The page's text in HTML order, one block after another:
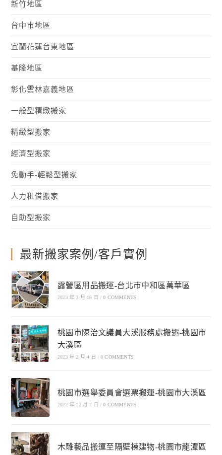
新竹地區
台中市地區
宜蘭花蓮台東地區
基隆地區
彰化雲林嘉義地區
一般型精緻搬家
精緻型搬家
經濟型搬家
免動手-輕鬆型搬家
人力租借搬家
自助型搬家
最新搬家案例/客戶實例
露營區用品搬運-台北市中和區萬華區
2023 年 3 月 16 日 / 0 COMMENTS
桃園市陳治文議員大溪服務處搬遷-桃園市
大溪區
2023 年 2 月 4 日 / 0 COMMENTS
桃園市選舉委員會選票搬運-桃園市大溪區
2022 年 12 月 7 日 / 0 COMMENTS
木雕藝品搬運至隔壁棟建物-桃園市龍潭區